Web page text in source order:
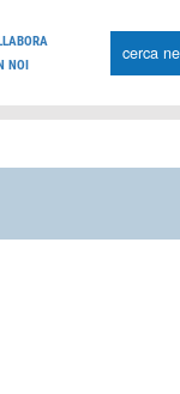
NOI